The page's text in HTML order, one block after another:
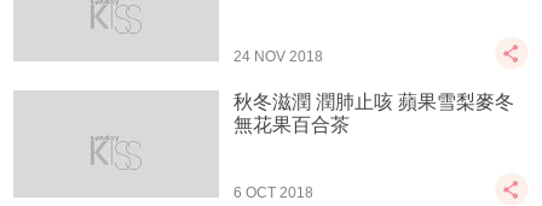
24 NOV 2018
秋冬滋潤 潤肺止咳 蘋果雪梨麥冬
無花果百合茶
6 OCT 2018